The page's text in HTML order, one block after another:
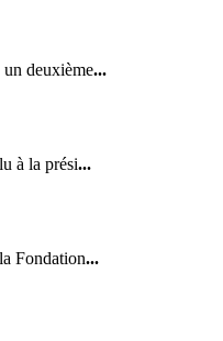
deuxième...
à la prési...
Fondation...